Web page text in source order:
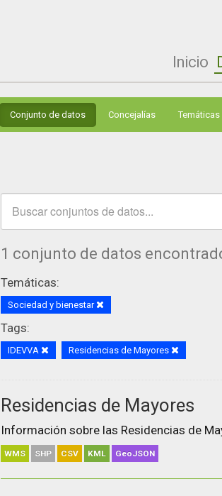
Inicio
Conjunto de datos Concejalías Temáticas
1 conjunto de datos
Temáticas:
Sociedad y bienestar
Tags:
IDEVVA Residencias de Mayores
Residencias de Mayores
Información sobre las Residencias de
WMS SHP CSV KML GeoJSON